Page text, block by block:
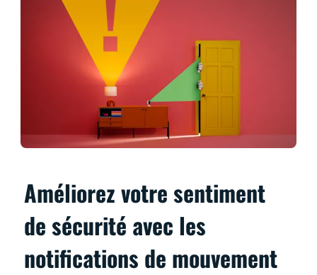
Améliorez votre sentiment
de sécurité avec les
notifications de mouvement